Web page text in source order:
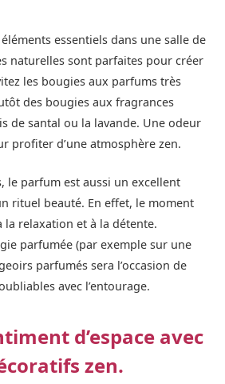
essentiels dans une salle de
naturelles sont parfaites pour créer
les bougies aux parfums très
des bougies aux fragrances
de santal ou la lavande. Une odeur
profiter d’une atmosphère zen.
le parfum est aussi un excellent
rituel beauté. En effet, le moment
la relaxation et à la détente.
parfumée (par exemple sur une
parfumés sera l’occasion de
avec l’entourage.
d’espace avec
zen.